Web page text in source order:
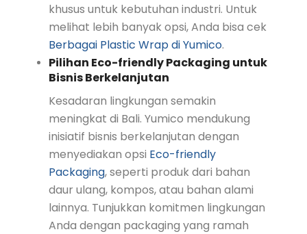
khusus untuk kebutuhan industri. Untuk
melihat lebih banyak opsi, Anda bisa cek
Berbagai Plastic Wrap di Yumico.
Pilihan Eco-friendly Packaging untuk
Bisnis Berkelanjutan
Kesadaran lingkungan semakin
meningkat di Bali. Yumico mendukung
inisiatif bisnis berkelanjutan dengan
menyediakan opsi Eco-friendly
Packaging, seperti produk dari bahan
daur ulang, kompos, atau bahan alami
lainnya. Tunjukkan komitmen lingkungan
Anda dengan packaging yang ramah